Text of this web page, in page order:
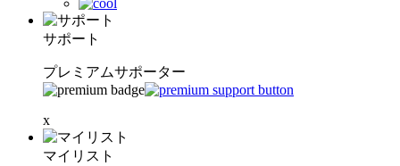
サポート
プレミアムサポーター
x
マイリスト